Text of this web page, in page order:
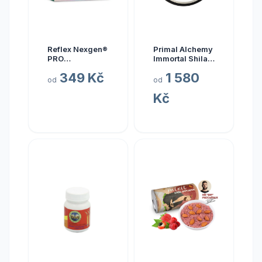
Reflex Nexgen®
PRO
NEW, 90 kapslí
od 349 Kč
Primal Alchemy
Immortal Shilajit
gramů
od 1 580
Kč